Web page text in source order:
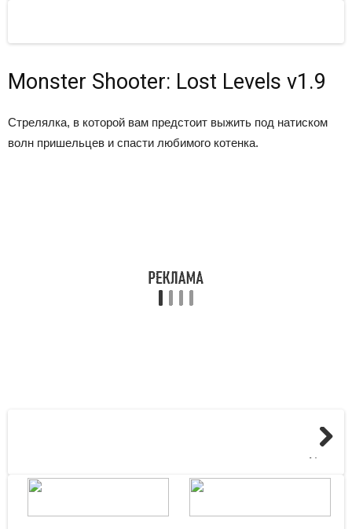
Monster Shooter: Lost Levels v1.9
Стрелялка, в которой вам предстоит выжить под натиском
волн пришельцев и спасти любимого котенка.
Next